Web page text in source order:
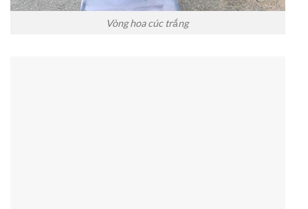
Vòng hoa cúc trắng